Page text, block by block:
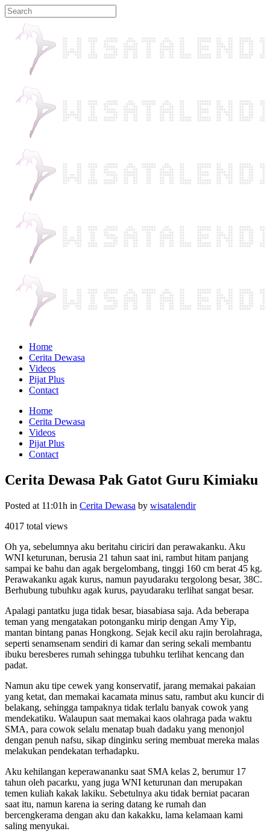
Home
Cerita Dewasa
Videos
Pijat Plus
Contact
Home
Cerita Dewasa
Videos
Pijat Plus
Contact
Cerita Dewasa Pak Gatot Guru Kimiaku
Posted at 11:01h in Cerita Dewasa by wisatalendir
4017 total views
Oh ya, sebelumnya aku beritahu ciriciri dan perawakanku. Aku
WNI keturunan, berusia 21 tahun saat ini, rambut hitam panjang
sampai ke bahu dan agak bergelombang, tinggi 160 cm berat 45 kg.
Perawakanku agak kurus, namun payudaraku tergolong besar, 38C.
Berhubung tubuhku agak kurus, payudaraku terlihat sangat besar.
Apalagi pantatku juga tidak besar, biasabiasa saja. Ada beberapa
teman yang mengatakan potonganku mirip dengan Amy Yip,
mantan bintang panas Hongkong. Sejak kecil aku rajin berolahraga,
seperti senamsenam sendiri di kamar dan sering sekali membantu
ibuku beresberes rumah sehingga tubuhku terlihat kencang dan
padat.
Namun aku tipe cewek yang konservatif, jarang memakai pakaian
yang ketat, dan memakai kacamata minus satu, rambut aku kuncir di
belakang, sehingga tampaknya tidak terlalu banyak cowok yang
mendekatiku. Walaupun saat memakai kaos olahraga pada waktu
SMA, para cowok selalu menatap buah dadaku yang menonjol
dengan penuh nafsu, sikap dinginku sering membuat mereka malas
melakukan pendekatan terhadapku.
Aku kehilangan keperawananku saat SMA kelas 2, berumur 17
tahun oleh pacarku, yang juga WNI keturunan dan merupakan
temen kuliah kakak lakiku. Sebetulnya aku tidak berniat pacaran
saat itu, namun karena ia sering datang ke rumah dan
bercengkerama dengan aku dan kakakku, lama kelamaan kami
saling menyukai.